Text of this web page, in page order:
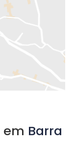
em Barra